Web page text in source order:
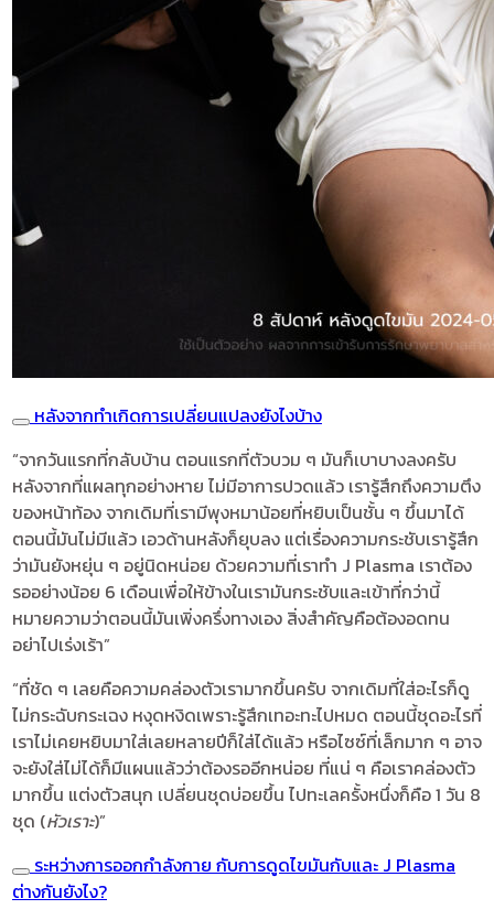
หลังจากทำเกิดการเปลี่ยนแปลงยังไงบ้าง
“จากวันแรกที่กลับบ้าน ตอนแรกที่ตัวบวม ๆ มันก็เบาบางลงครับ
หลังจากที่แผลทุกอย่างหาย ไม่มีอาการปวดแล้ว เรารู้สึกถึงความตึง
ของหน้าท้อง จากเดิมที่เรามีพุงหมาน้อยที่หยิบเป็นชั้น ๆ ขึ้นมาได้
ตอนนี้มันไม่มีแล้ว เอวด้านหลังก็ยุบลง แต่เรื่องความกระชับเรารู้สึก
ว่ามันยังหยุ่น ๆ อยู่นิดหน่อย ด้วยความที่เราทำ J Plasma เราต้อง
รออย่างน้อย 6 เดือนเพื่อให้ข้างในเรามันกระชับและเข้าที่กว่านี้
หมายความว่าตอนนี้มันเพิ่งครึ่งทางเอง สิ่งสำคัญคือต้องอดทน
อย่าไปเร่งเร้า”
“ที่ชัด ๆ เลยคือความคล่องตัวเรามากขึ้นครับ จากเดิมที่ใส่อะไรก็ดู
ไม่กระฉับกระเฉง หงุดหงิดเพราะรู้สึกเทอะทะไปหมด ตอนนี้ชุดอะไรที่
เราไม่เคยหยิบมาใส่เลยหลายปีก็ใส่ได้แล้ว หรือไซซ์ที่เล็กมาก ๆ อาจ
จะยังใส่ไม่ได้ก็มีแผนแล้วว่าต้องรออีกหน่อย ที่แน่ ๆ คือเราคล่องตัว
มากขึ้น แต่งตัวสนุก เปลี่ยนชุดบ่อยขึ้น ไปทะเลครั้งหนึ่งก็คือ 1 วัน 8
ชุด (หัวเราะ)”
ระหว่างการออกกำลังกาย กับการดูดไขมันกับและ J Plasma
ต่างกันยังไง?